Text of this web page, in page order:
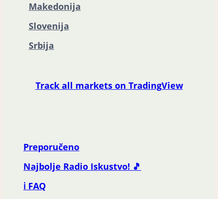
Makedonija
Slovenija
Srbija
Track all markets on TradingView
Preporučeno
Najbolje Radio Iskustvo! 🎵
ℹ️ FAQ